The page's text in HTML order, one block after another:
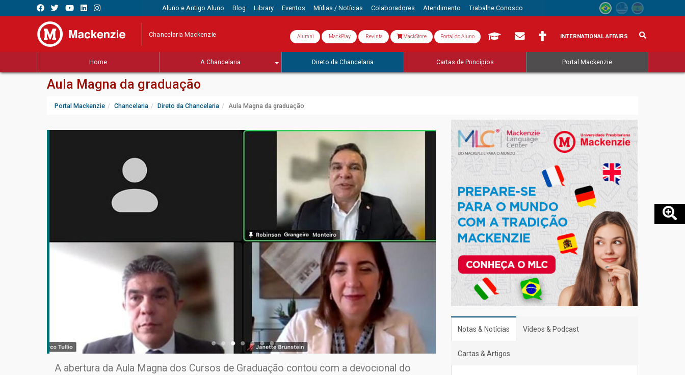
Aluno e Antigo Aluno Blog Library Eventos Mídias / Notícias Colaboradores Atendimento Trabalhe Conosco
Chancelaria Mackenzie Alumni MackPlay Revista MackStore Portal do Aluno INTERNATIONAL AFFAIRS
Home A Chancelaria Direto da Chancelaria Cartas de Princípios Portal Mackenzie
Aula Magna da graduação
Portal Mackenzie Chancelaria Direto da Chancelaria Aula Magna da graduação
A abertura da Aula Magna dos Cursos de Graduação contou com a devocional do
Notas & Notícias Vídeos & Podcast
Cartas & Artigos